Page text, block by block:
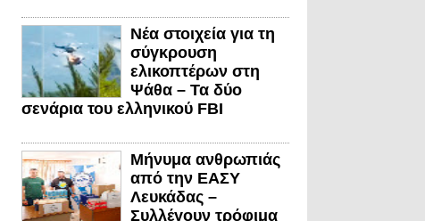
Νέα στοιχεία για τη
σύγκρουση
ελικοπτέρων στη
Ψάθα – Τα δύο
σενάρια του ελληνικού FBI
Μήνυμα ανθρωπιάς
από την ΕΑΣΥ
Λευκάδας –
Συλλέγουν τρόφιμα